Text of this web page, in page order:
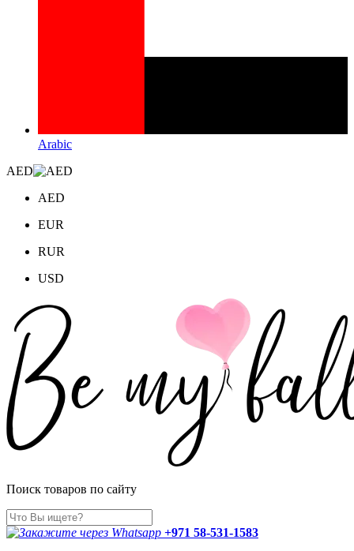
Arabic
AED
AED
EUR
RUR
USD
Поиск товаров по сайту
+971 58-531-1583